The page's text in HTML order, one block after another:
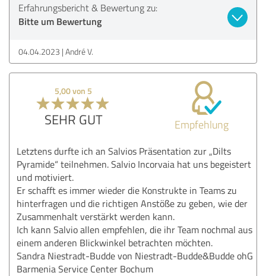
Erfahrungsbericht & Bewertung zu:
Bitte um Bewertung
04.04.2023 André V.
5,00 von 5
SEHR GUT Empfehlung
Letztens durfte ich an Salvios Präsentation zur „Dilts
Pyramide“ teilnehmen. Salvio Incorvaia hat uns begeistert
und motiviert.
Er schafft es immer wieder die Konstrukte in Teams zu
hinterfragen und die richtigen Anstöße zu geben, wie der
Zusammenhalt verstärkt werden kann.
Ich kann Salvio allen empfehlen, die ihr Team nochmal aus
einem anderen Blickwinkel betrachten möchten.
Sandra Niestradt-Budde von Niestradt-Budde&Budde ohG
Barmenia Service Center Bochum